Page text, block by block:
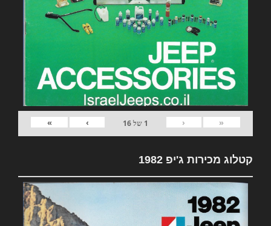
«
‹
1 של16
›
»
קטלוג מכירות ג'יפ 1982